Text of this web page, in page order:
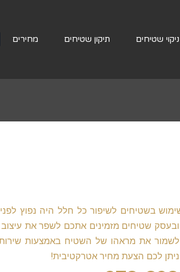
ניקוי שטיחים תיקון שטיחים מחירים
בשטיחים לשיפור כל חלל היה נפוץ
שטיחים מזמינים אתכם לשפר את
את מראהו של השטיח באמצעות שירותי
לכם הצעת מחיר אטרקטיבית!